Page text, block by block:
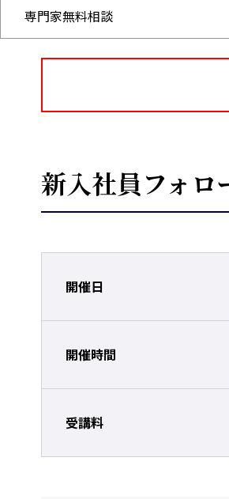
専門家無料相談
新入社員フォロ
開催日
開催時間
受講料